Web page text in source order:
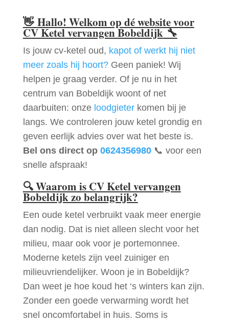
👋 Hallo! Welkom op dé website voor
CV Ketel vervangen Bobeldijk🔧
Is jouw cv-ketel oud, kapot of werkt hij niet
meer zoals hij hoort?Geen paniek! Wij
helpen je graag verder. Of je nu in het
centrum van Bobeldijk woont of net
daarbuiten: onze loodgieterkomen bij je
langs. We controleren jouw ketel grondig en
geven eerlijk advies over wat het beste is.
Bel ons direct op 0624356980📞 voor een
snelle afspraak!
🔍Waarom is CV Ketel vervangen
Bobeldijk zo belangrijk?
Een oude ketel verbruikt vaak meer energie
dan nodig. Dat is niet alleen slecht voor het
milieu, maar ook voor je portemonnee.
Moderne ketels zijn veel zuiniger en
milieuvriendelijker. Woon je in Bobeldijk?
Dan weet je hoe koud het ‘s winters kan zijn.
Zonder een goede verwarming wordt het
snel oncomfortabel in huis. Soms is